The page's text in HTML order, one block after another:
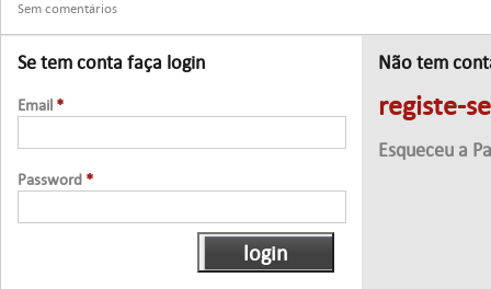
Sem comentários
Se tem conta faça login
Email *
Password *
Não tem
registe-
Esqueceu a